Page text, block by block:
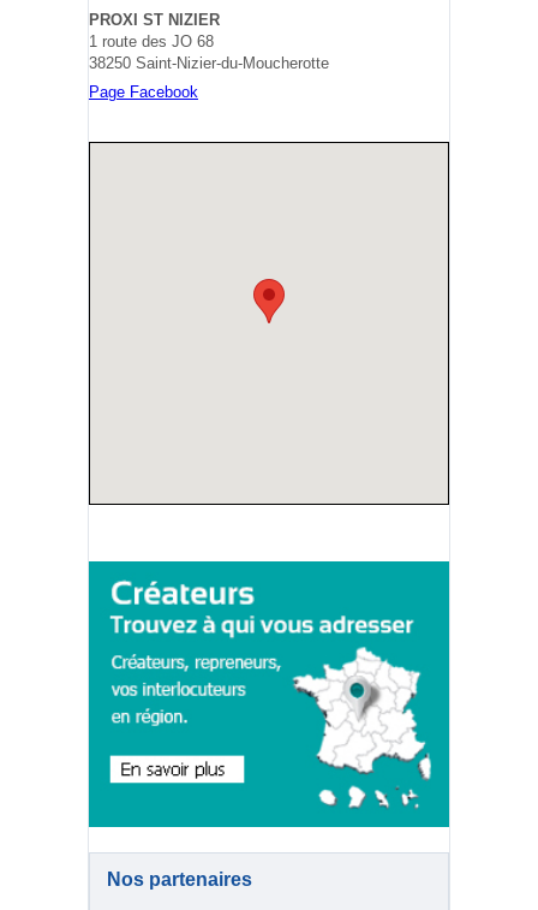
PROXI ST NIZIER
1 route des JO 68
38250 Saint-Nizier-du-Moucherotte
Page Facebook
Nos partenaires